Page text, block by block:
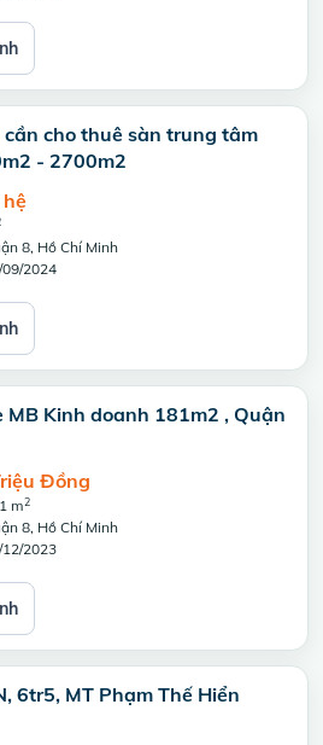
cho thuê sàn trung tâm
- 2700m2
hệ
8, Hồ Chí Minh
09/2024
MB Kinh doanh 181m2 , Quận
Đồng
m2
8, Hồ Chí Minh
2023
6tr5, MT Phạm Thế Hiển